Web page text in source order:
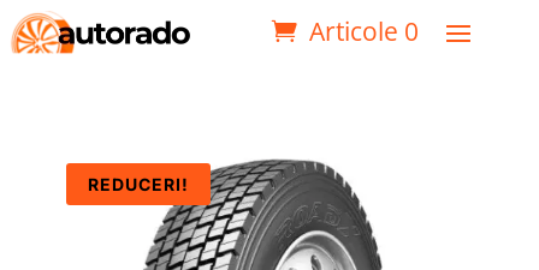
Articole 0
REDUCERI!